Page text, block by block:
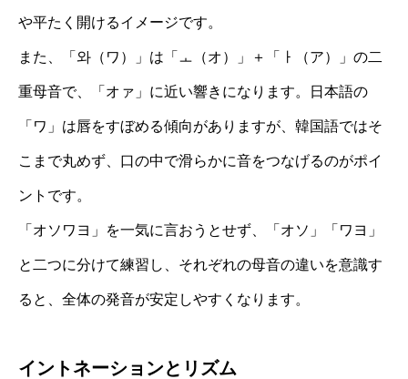
や平たく開けるイメージです。
また、「와（ワ）」は「ㅗ（オ）」＋「ㅏ（ア）」の二
重母音で、「オァ」に近い響きになります。日本語の
「ワ」は唇をすぼめる傾向がありますが、韓国語ではそ
こまで丸めず、口の中で滑らかに音をつなげるのがポイ
ントです。
「オソワヨ」を一気に言おうとせず、「オソ」「ワヨ」
と二つに分けて練習し、それぞれの母音の違いを意識す
ると、全体の発音が安定しやすくなります。
イントネーションとリズム